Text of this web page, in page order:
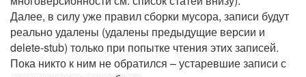
Далее, в силу уже правил сборки мусора, записи будут
реально удалены (удалены предыдущие версии и
delete-stub) только при попытке чтения этих записей.
Пока никто к ним не обратился – устаревшие записи с